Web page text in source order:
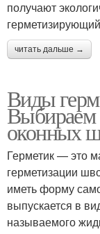
получают
читать дальше →
Виды
Выбираем
оконных
Герметик — это
герметизации
иметь форму
выпускается в
называемого